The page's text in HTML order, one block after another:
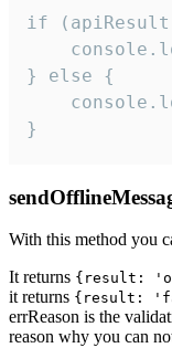
if
} else {
}
With this method you
It returns {result:
it returns {result:
errReason is the
reason why you can